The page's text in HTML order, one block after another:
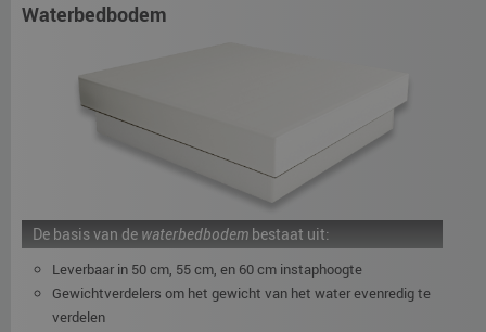
Waterbedbodem
De basis van de waterbedbodem bestaat uit:
Leverbaar in 50 cm, 55 cm, en 60 cm instaphoogte
Gewichtverdelers om het gewicht van het water evenredig te
verdelen